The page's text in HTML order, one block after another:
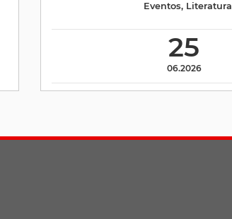
25
06.2026
Eventos, Literatura